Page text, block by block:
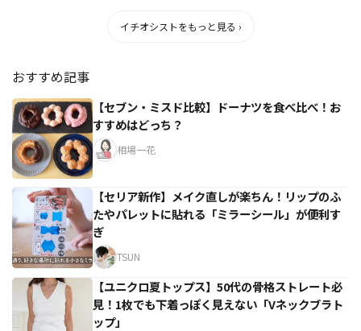
イチオシストをもっと見る ›
おすすめ記事
【セブン・ミスド比較】ドーナツを食べ比べ！お
すすめはどっち？
相場一花
【セリア新作】メイク直しが楽ちん！リップのふ
たやパレットに貼れる「ミラーシール」が便利す
ぎ
TSUN
【ユニクロ夏トップス】50代の骨格ストレート必
見！1枚でも下着っぽく見えない「Vネックブラト
ップ」